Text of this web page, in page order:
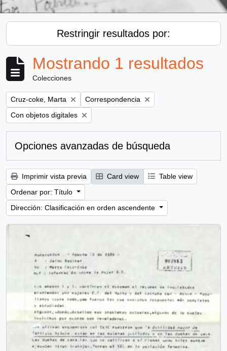
Restringir resultados por:
Mostrando 1 resultados
Colecciones
Remove filter:
Cruz-coke, Marta Remove filter:
Correspondencia
Remove filter:
Con objetos digitales
Opciones avanzadas de búsqueda
Imprimir vista previa Card view
Table view
Ordenar por: Título
Dirección: Clasificación en orden ascendente